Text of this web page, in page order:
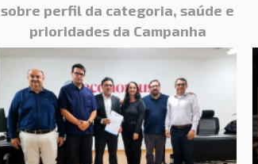
sobre perfil da categoria, saúde e
prioridades da Campanha
Nacional 2026